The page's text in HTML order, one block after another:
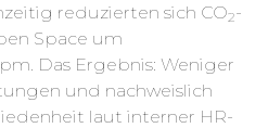
reduzierten sich CO2-
Space um
Das Ergebnis: Weniger
und nachweislich
laut interner HR-